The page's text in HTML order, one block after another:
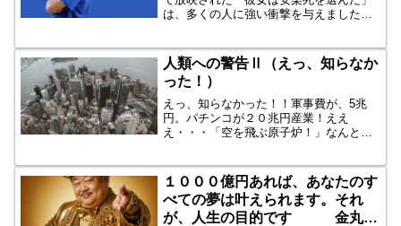
は、多くの人に強い衝撃を与えました。
楽死は最後の希望の光なんです」と語
り、日本人で初めて「スイス...
人類への警告Ⅱ（えっ、知らなか
った！）
えっ、知らなかった！！軍事費が、5兆
円。パチンコが２０兆円産業！ええ
え・・・「空を飛ぶ原子炉！」なんと、
た。原子炉の放射性物質が地上に広範囲
にまき散らされました。旧ソ連...
１０００億円あれば、あなたのす
べての夢は叶えられます。それ
が、人生の目的です 金丸金